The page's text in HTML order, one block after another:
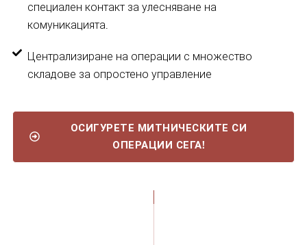
специален контакт за улесняване на
комуникацията.
Централизиране на операции с множество
складове за опростено управление
ОСИГУРЕТЕ МИТНИЧЕСКИТЕ СИ
ОПЕРАЦИИ СЕГА!